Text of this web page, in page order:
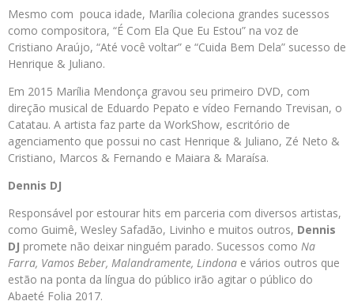
Mesmo com pouca idade, Marília coleciona grandes sucessos
como compositora, “É Com Ela Que Eu Estou” na voz de
Cristiano Araújo, “Até você voltar” e “Cuida Bem Dela” sucesso de
Henrique & Juliano.
Em 2015 Marília Mendonça gravou seu primeiro DVD, com
direção musical de Eduardo Pepato e vídeo Fernando Trevisan, o
Catatau. A artista faz parte da WorkShow, escritório de
agenciamento que possui no cast Henrique & Juliano, Zé Neto &
Cristiano, Marcos & Fernando e Maiara & Maraísa.
Dennis DJ
Responsável por estourar hits em parceria com diversos artistas,
como Guimê, Wesley Safadão, Livinho e muitos outros, Dennis
DJ promete não deixar ninguém parado. Sucessos como Na
Farra, Vamos Beber, Malandramente, Lindona e vários outros que
estão na ponta da língua do público irão agitar o público do
Abaeté Folia 2017.